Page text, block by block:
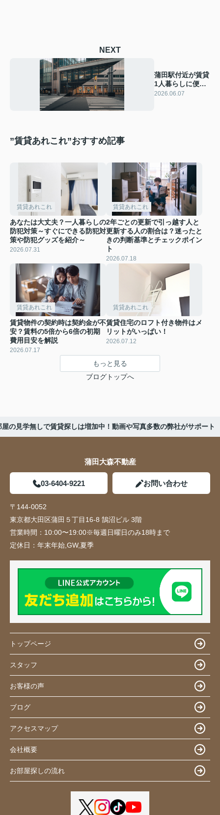
NEXT
蒲田駅付近が賃貸
1人暮らしに便利
で人気な理由！交
2026.06.07
”賃貸あれこれ”おすすめ記事
賃貸あれこれ
あなたは大丈夫？一人暮らしの
防犯対策～すぐにできる防犯対
策や防犯グッズを紹介～
2026.07.31
賃貸あれこれ
2年ごとの更新で引っ越す人と
更新する人の割合は？迷ったと
きの判断基準とチェックポイン
ト
2026.07.18
賃貸あれこれ
賃貸物件の契約時は契約金が不
安？賃料の5倍から6倍の初期
費用目安を解説
2026.07.17
賃貸あれこれ
賃貸住宅のロフト付き物件はメ
リットがいっぱい！
2026.07.12
もっと見る
ブログトップへ
屋の見学無しで賃貸探しは増加中！動画や写真多数の弊社がサポート
蒲田大森不動産
03-6404-9221 お問い合わせ
〒144-0052
東京都大田区蒲田５丁目16-8 鵠沼ビル 3階
営業時間： 10:00〜19:00※毎週日曜日のみ18時まで
定休日： 年末年始,GW,夏季
トップページ
スタッフ
お客様の声
ブログ
アクセスマップ
会社概要
お部屋探しの流れ